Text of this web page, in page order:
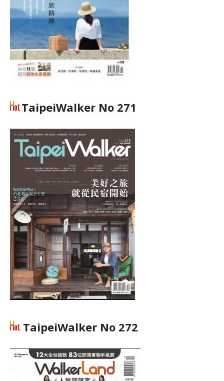
TaipeiWalker No 271
TaipeiWalker No 272